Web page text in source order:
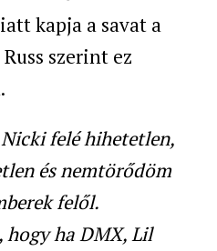
kapja a savat a
szerint ez
felé hihetetlen,
és nemtörődöm
felől.
ha DMX, Lil